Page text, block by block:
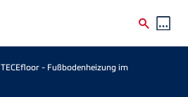
TECEfloor - Fußbodenheizung im